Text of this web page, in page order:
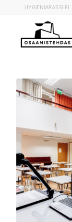
HYGIENIAPASSI.FI